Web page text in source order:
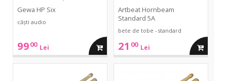
Gewa HP Six
căști audio
9900 Lei adauga
Artbeat Hornbeam
Standard 5A
bete de tobe - standard
21 00 Lei adauga